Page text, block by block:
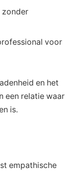
zonder
voor
en het
een relatie waar
is.
empathische